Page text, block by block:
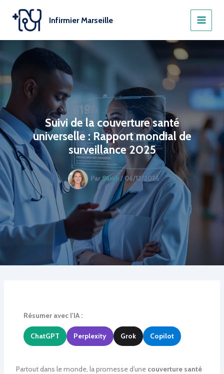
contenu
Infirmier Marseille
Suivi de la couverture santé
universelle : Rapport mondial de
surveillance 2025
ParSarah/06/12/2025
Résumer avec l'IA :
ChatGPT Perplexity Grok Copilot
Partout dans le monde, la promesse d’une couverture santé